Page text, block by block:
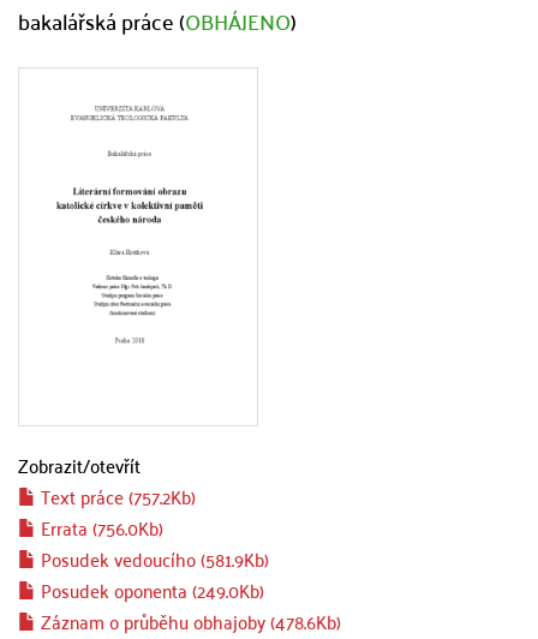
bakalářská práce (OBHÁJENO)
Zobrazit/otevřít
Text práce (757.2Kb)
Errata (756.0Kb)
Posudek vedoucího (581.9Kb)
Posudek oponenta (249.0Kb)
Záznam o průběhu obhajoby (478.6Kb)